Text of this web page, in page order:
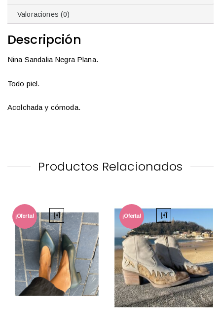
Valoraciones (0)
Descripción
Nina Sandalia Negra Plana.
Todo piel.
Acolchada y cómoda.
Productos Relacionados
¡Oferta! ¡Oferta!